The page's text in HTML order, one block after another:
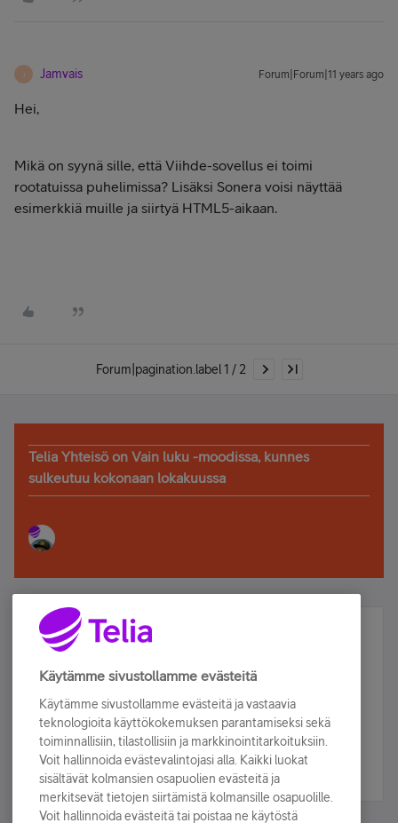
J Jamvais Forum|Forum|11 years ago
Hei,
Mikä on syynä sille, että Viihde-sovellus ei toimi
rootatuissa puhelimissa? Lisäksi Sonera voisi näyttää
esimerkkiä muille ja siirtyä HTML5-aikaan.
Forum|pagination.label 1 / 2
Telia Yhteisö on Vain luku -moodissa, kunnes
sulkeutuu kokonaan lokakuussa
Älä jää paitsi – osallistu ja voita!
Tilaa Telian uutiskirje ja olet mukana arvonnassa.
sähköpostiisi.
Tilaa nyt
Käytämme sivustollamme evästeitä
Käytämme sivustollamme evästeitä ja vastaavia
teknologioita käyttökokemuksen parantamiseksi sekä
toiminnallisiin, tilastollisiin ja markkinointitarkoituksiin.
Voit hallinnoida evästevalintojasi alla. Kaikki luokat
sisältävät kolmansien osapuolien evästeitä ja
merkitsevät tietojen siirtämistä kolmansille osapuolille.
Voit hallinnoida evästeitä tai poistaa ne käytöstä